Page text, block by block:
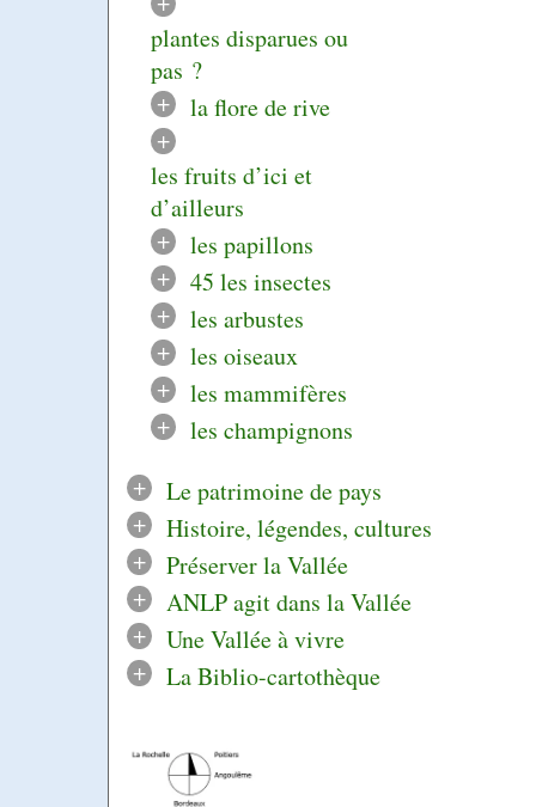
plantes disparues ou
pas ?
+
la flore de rive
+
les fruits d’ici et
d’ailleurs
+
les papillons
+
45 les insectes
+
les arbustes
+
les oiseaux
+
les mammifères
+
les champignons
+
Le patrimoine de pays
+
Histoire, légendes, cultures
+
Préserver la Vallée
+
ANLP agit dans la Vallée
+
Une Vallée à vivre
+
La Biblio-cartothèque